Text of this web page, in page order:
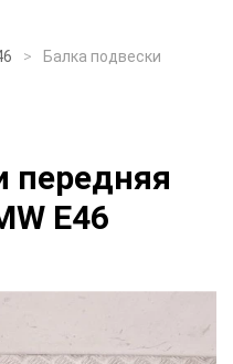
Балка подвески
передняя
E46